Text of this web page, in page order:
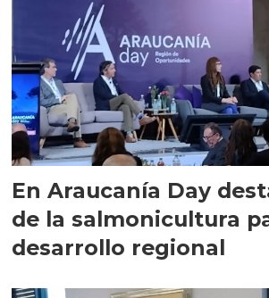
En Araucanía Day
de la salmonicultura
desarrollo regional